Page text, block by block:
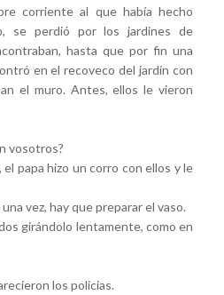
corriente al que había hecho
se perdió por los jardines de
hasta que por fin una
en el recoveco del jardín con
el muro. Antes, ellos le vieron
vosotros?
papa hizo un corro con ellos y le
vez, hay que preparar el vaso.
girándolo lentamente, como en
los policias.